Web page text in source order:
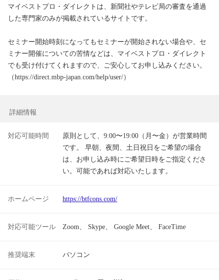
マイベストプロ・ダイレクトは、新聞社やテレビ局の審査を通過
した専門家のみが掲載されているサイトです。
セミナー開始時刻になってもセミナーが開始されない場合や、セ
ミナー開催についての苦情などは、マイベストプロ・ダイレクト
でも受け付けてくれますので、ご安心してお申し込みください。
（https://direct.mbp-japan.com/help/user/）
詳細情報
対応可能時間
原則として、9:00〜19:00（月〜金）が営業時間
です。 早朝、夜間、土日祝日をご希望の場合
は、お申し込み時にご希望日時をご指定くださ
い。可能であれば対応いたします。
ホームページ https://btfcons.com/
対応可能ツール Zoom Skype Google Meet FaceTime
推奨端末 パソコン